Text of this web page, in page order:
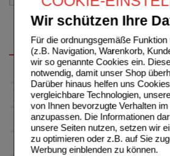
Wir schützen Ihre
Für die ordnungsgemäße
(z.B. Navigation, Warenkorb,
wir so genannte Cookies ein.
notwendig, damit unser Shop
Darüber hinaus helfen uns
vergleichbare Technologien,
von Ihnen bevorzugte Verhalten
anzupassen. Die Informationen
unsere Seiten nutzen, setzen wir
zu optimieren oder z.B. auf Sie
Werbung einblenden zu können.